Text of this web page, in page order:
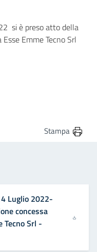
si è preso atto della
Emme Tecno Srl
su Facebook
pagina su Twitter
questa pagina su Linkedin
questa pagina via
Stampa
Luglio 2022-
concessa
Tecno Srl -